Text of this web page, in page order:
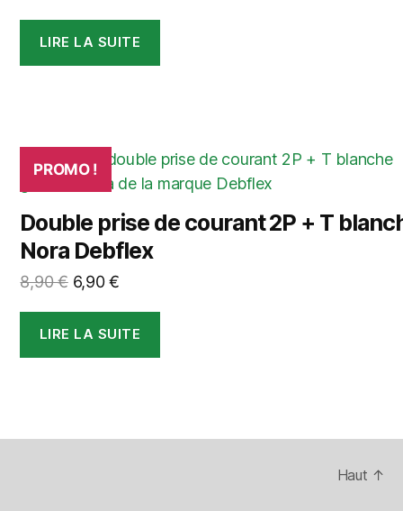
initial
était :
actuel
est :
LIRE LA SUITE
PROMO !
Double prise de courant 2P + T
Nora Debflex
8,90€ Le
initial
était :
6,90€Le
actuel
est :
LIRE LA SUITE
Haut ↑